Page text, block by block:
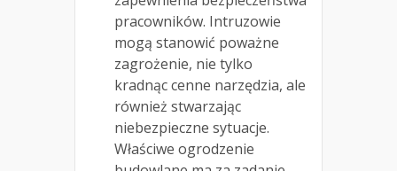
pracowników. Intruzowie
mogą stanowić poważne
zagrożenie, nie tylko
kradnąc cenne narzędzia, ale
również stwarzając
niebezpieczne sytuacje.
Właściwe ogrodzenie